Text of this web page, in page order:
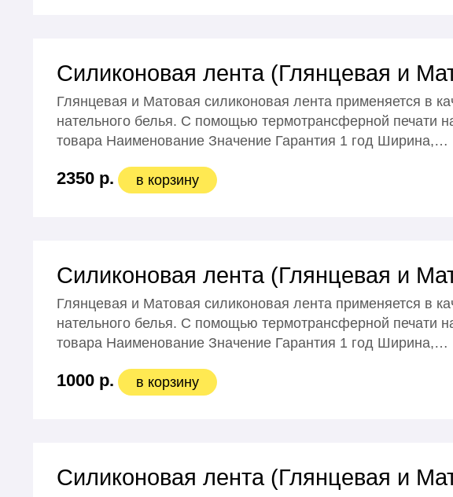
Силиконовая лента (Глянцевая и
Глянцевая и Матовая силиконовая лента применяется в
нательного белья. С помощью термотрансферной печати
товара Наименование Значение Гарантия 1 год Ширина,…
2350 р. в корзину
Силиконовая лента (Глянцевая и
Глянцевая и Матовая силиконовая лента применяется в
нательного белья. С помощью термотрансферной печати
товара Наименование Значение Гарантия 1 год Ширина,…
1000 р. в корзину
Силиконовая лента (Глянцевая и